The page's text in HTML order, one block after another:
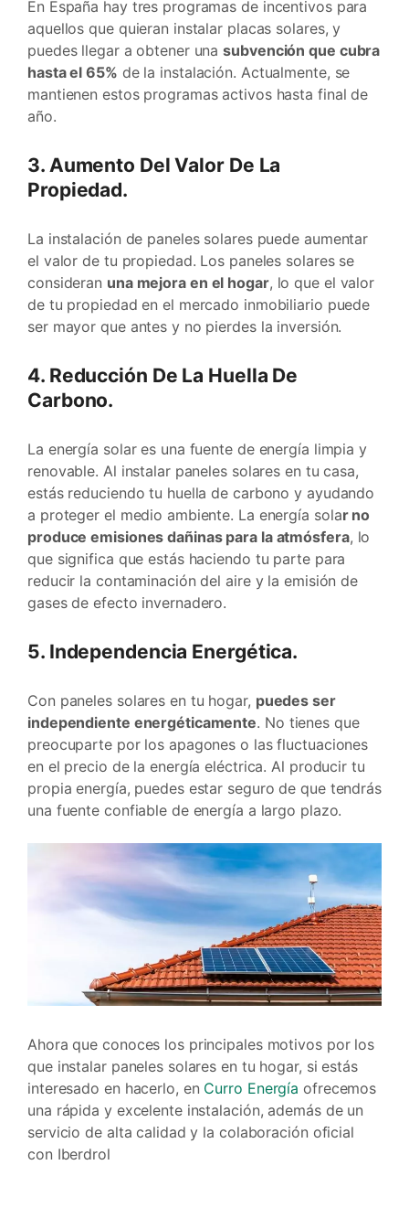
En España hay tres programas de incentivos para
aquellos que quieran instalar placas solares, y
puedes llegar a obtener unasubvención que cubra
hasta el 65% de la instalación. Actualmente, se
mantienen estos programas activos hasta final de
año.
3. Aumento Del Valor De La
Propiedad.
La instalación de paneles solares puede aumentar
el valor de tu propiedad. Los paneles solares se
consideran una mejora en el hogar, lo que el valor
de tu propiedad en el mercado inmobiliario puede
ser mayor que antes y no pierdes la inversión.
4. Reducción De La Huella De
Carbono.
La energía solar es una fuente de energía limpia y
renovable. Al instalar paneles solares en tu casa,
estás reduciendo tu huella de carbono y ayudando
a proteger el medio ambiente. La energía solar no
produce emisiones dañinas para la atmósfera, lo
que significa que estás haciendo tu parte para
reducir la contaminación del aire y la emisión de
gases de efecto invernadero.
5. Independencia Energética.
Con paneles solares en tu hogar, puedes ser
independiente energéticamente. No tienes que
preocuparte por los apagones o las fluctuaciones
en el precio de la energía eléctrica. Al producir tu
propia energía, puedes estar seguro de que tendrás
una fuente confiable de energía a largo plazo.
Ahora que conoces los principales motivos por los
que instalar paneles solares en tu hogar, si estás
interesado en hacerlo, en Curro Energía ofrecemos
una rápida y excelente instalación, además de un
servicio de alta calidad y la colaboración oficial
con Iberdrol